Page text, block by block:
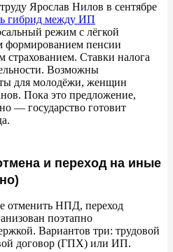
труду Ярослав Нилов в сентябре
гибрид между ИП
режим с лёгкой
формированием пенсии
Ставки налога
Возможны
для молодёжи, женщин
Пока это предложение,
— государство готовит
и переход на иные
отменить НПД, переход
поэтапно
Вариантов три: трудовой
договор (ГПХ) или ИП.